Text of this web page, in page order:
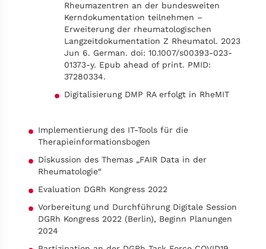
Rheumazentren an der bundesweiten
Kerndokumentation teilnehmen –
Erweiterung der rheumatologischen
Langzeitdokumentation Z Rheumatol. 2023
Jun 6. German. doi: 10.1007/s00393-023-
01373-y. Epub ahead of print. PMID:
37280334.
Digitalisierung DMP RA erfolgt in RheMIT
Implementierung des IT-Tools für die
Therapieinformationsbogen
Diskussion des Themas „FAIR Data in der
Rheumatologie“
Evaluation DGRh Kongress 2022
Vorbereitung und Durchführung Digitale Session
DGRh Kongress 2022 (Berlin), Beginn Planungen
2024